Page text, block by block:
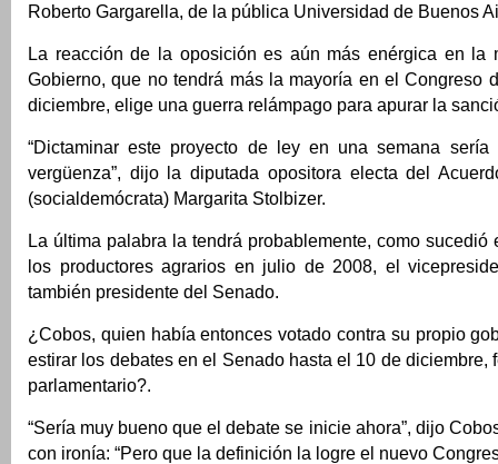
Roberto Gargarella, de la pública Universidad de Buenos
La reacción de la oposición es aún más enérgica en la
Gobierno, que no tendrá más la mayoría en el Congreso
diciembre, elige una guerra relámpago para apurar la
“Dictaminar este proyecto de ley en una semana sería
vergüenza”, dijo la diputada opositora electa del
(socialdemócrata) Margarita Stolbizer.
La última palabra la tendrá probablemente, como sucedió
los productores agrarios en julio de 2008, el
también presidente del Senado.
¿Cobos, quien había entonces votado contra su propio
estirar los debates en el Senado hasta el 10 de diciembre,
parlamentario?.
“Sería muy bueno que el debate se inicie ahora”, dijo
con ironía: “Pero que la definición la logre el nuevo